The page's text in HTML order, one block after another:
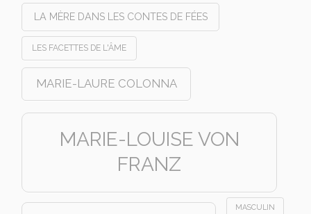
LA MÈRE DANS LES CONTES DE FÉES
LES FACETTES DE L'ÂME
MARIE-LAURE COLONNA
MARIE-LOUISE VON
FRANZ
MASCULIN